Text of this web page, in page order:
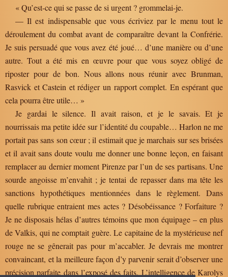
« Qu’est-ce qui se passe de si urgent ? grommelai-je.
— Il est indispensable que vous écriviez par le menu tout le
déroulement du combat avant de comparaître devant la Confrérie.
Je suis persuadé que vous avez été joué… d’une manière ou d’une
autre. Tout a été mis en œuvre pour que vous soyez obligé de
riposter pour de bon. Nous allons nous réunir avec Brunman,
Rasvick et Castein et rédiger un rapport complet. En espérant que
cela pourra être utile… »
Je gardai le silence. Il avait raison, et je le savais. Et je
nourrissais ma petite idée sur l’identité du coupable… Harlon ne me
portait pas sans son cœur ; il estimait que je marchais sur ses brisées
et il avait sans doute voulu me donner une bonne leçon, en faisant
remplacer au dernier moment Pirenze par l’un de ses partisans. Une
sourde angoisse m’envahit ; je tentai de repasser dans ma tête les
sanctions hypothétiques mentionnées dans le règlement. Dans
quelle rubrique entraient mes actes ? Désobéissance ? Forfaiture ?
Je ne disposais hélas d’autres témoins que mon équipage – en plus
de Valkis, qui ne comptait guère. Le capitaine de la mystérieuse nef
rouge ne se gênerait pas pour m’accabler. Je devrais me montrer
convaincant, et la meilleure façon d’y parvenir serait d’observer une
précision parfaite dans l’exposé des faits. L’intelligence de Karolys